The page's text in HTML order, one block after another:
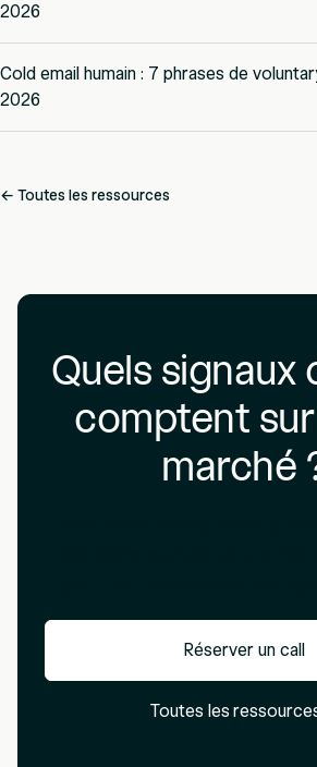
2026
Cold email humain : 7 phrases de
2026
← Toutes les ressources
Quels signaux
comptent
marché
Réserver un call
Toutes les